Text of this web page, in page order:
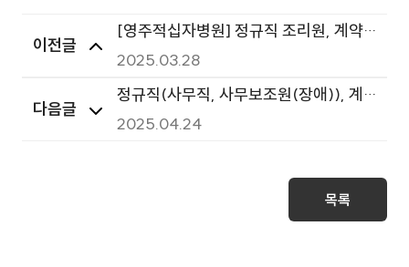
이전글
[영주적십자병원] 정규직 조리원, 계약
직(간호사,간호조무사,업무보조원,약무
보조원,전산) 직원 공개채용 최종 합격자
발표
2025.03.28
다음글
정규직(사무직, 사무보조원(장애)), 계
약직(사무보조원), 육아휴직대체인력
공개채용 서류전형 합격자 발표
2025.04.24
목록